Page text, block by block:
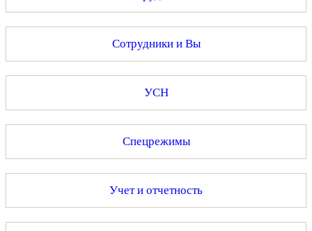
Сотрудники и Вы
УСН
Спецрежимы
Учет и отчетность